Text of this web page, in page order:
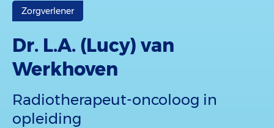
Zorgverlener
Dr. L.A. (Lucy) van
Werkhoven
Radiotherapeut-oncoloog in
opleiding